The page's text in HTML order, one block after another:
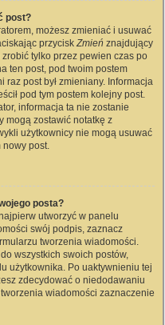
post?
możesz zmieniać i usuwać
przyciskZmień znajdujący
tylko przez pewien czas po
ten post, pod twoim postem
post był zmieniany. Informacja
pod tym postem kolejny post.
informacja ta nie zostanie
mogą zostawić notatkę z
użytkownicy nie mogą usuwać
nowy post.
posta?
utworzyć w panelu
swój podpis, zaznacz
tworzenia wiadomości.
wszystkich swoich postów,
użytkownika. Po uaktywnieniu tej
zdecydować o niedodawaniu
wiadomości zaznaczenie